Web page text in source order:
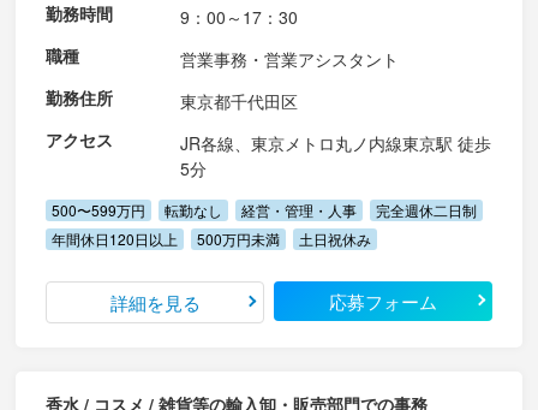
勤務時間
9：00～17：30
職種
営業事務・営業アシスタント
勤務住所
東京都千代田区
アクセス
JR各線、東京メトロ丸ノ内線東京駅 徒歩
5分
500〜599万円 転勤なし 経営・管理・人事
完全週休二日制
年間休日120日以上
500万円未満 土日祝休み
詳細を見る 応募フォーム
香水 / コスメ / 雑貨等の輸入卸・販売部門での事務